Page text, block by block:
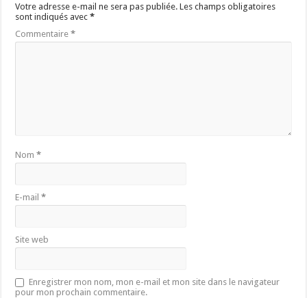
Votre adresse e-mail ne sera pas publiée. Les champs obligatoires
sont indiqués avec*
Commentaire*
Nom*
E-mail*
Site web
Enregistrer mon nom, mon e-mail et mon site dans le navigateur
pour mon prochain commentaire.